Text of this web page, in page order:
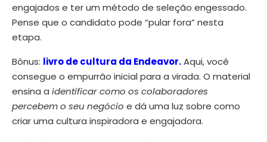
engajados e ter um método de seleção engessado.
Pense que o candidato pode “pular fora” nesta
etapa.
Bônus: livro de cultura da Endeavor.Aqui, você
consegue o empurrão inicial para a virada. O material
ensina a identificar como os colaboradores
percebem o seu negócio e dá uma luz sobre como
criar uma cultura inspiradora e engajadora.